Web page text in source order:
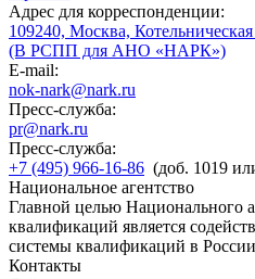
Адрес для корреспонденции:
109240, Москва,
(В РСПП для АНО «НАРК»)
E-mail:
nok-nark@nark.ru
Пресс-служба:
pr@nark.ru
Пресс-служба:
+7 (495) 966-16-86 (доб. 1019
Национальное агентство
Главной целью Национального
квалификаций является
системы квалификаций в
Контакты